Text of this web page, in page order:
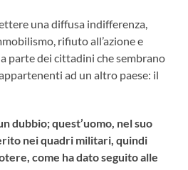
una diffusa indifferenza,
rifiuto all’azione e
parte dei cittadini che sembrano
ad un altro paese: il
dubbio; quest’uomo, nel suo
nei quadri militari, quindi
come ha dato seguito alle